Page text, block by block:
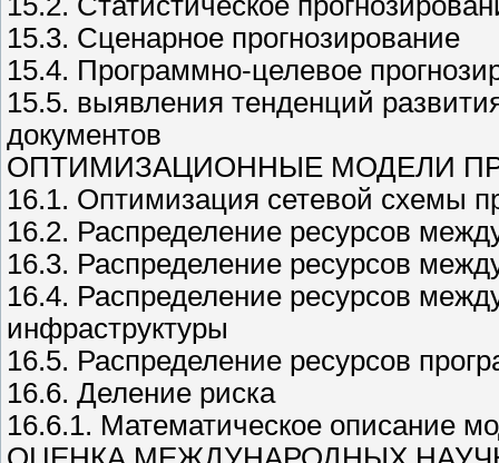
15.3. Сценарное прогнозирование
15.4. Программно-целевое
15.5. выявления тенденций
документов
ОПТИМИЗАЦИОННЫЕ МОДЕЛИ
16.1. Оптимизация сетевой схемы
16.2. Распределение ресурсов
16.3. Распределение ресурсов
16.4. Распределение ресурсов
инфраструктуры
16.5. Распределение ресурсов
16.6. Деление риска
16.6.1. Математическое описание